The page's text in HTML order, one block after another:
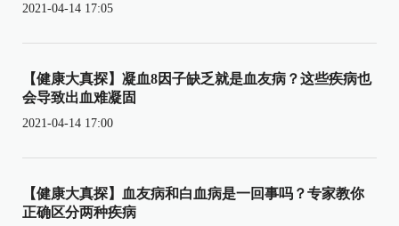
2021-04-14 17:05
【健康大真探】凝血8因子缺乏就是血友病？这些疾病也
会导致出血难凝固
2021-04-14 17:00
【健康大真探】血友病和白血病是一回事吗？专家教你
正确区分两种疾病